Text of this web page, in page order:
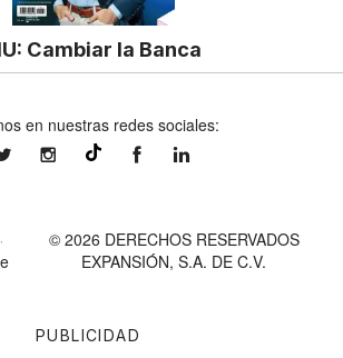
Cambiar la Banca
PUBLICIDAD
en nuestras redes sociales:
expansionmxexpansionmx ExpansionMex
© 2026 DERECHOS RESERVADOS
EXPANSIÓN, S.A. DE C.V.